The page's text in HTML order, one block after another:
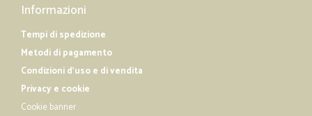
Informazioni
Tempi di spedizione
Metodi di pagamento
Condizioni d'uso e di vendita
Privacy e cookie
Cookie banner